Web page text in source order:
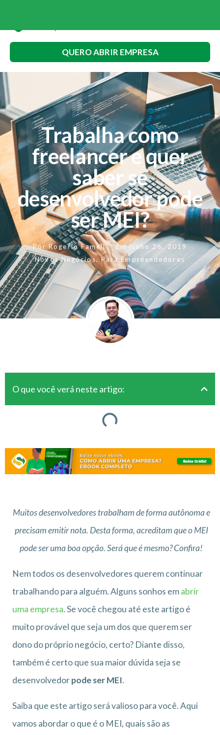
QUERO ABRIR EMPRESA
Trabalha como
freelancer e quer
saber se
desenvolvedor pode
ser MEI?
Por Rogerio Fameli Em junho 26, 2019
Novos Negócios,Para Empreendedores
O que você verá neste artigo:
Muitos desenvolvedores trabalham de forma autônoma e
precisam emitir nota. Desta forma, acreditam que o MEI
pode ser uma boa opção. Será que é mesmo? Confira!
Nem todos os desenvolvedores querem continuar
trabalhando para alguém. Alguns sonhos emabrir
uma empresa. Se você chegou até este artigo é
muito provável que seja um dos que querem ser
dono do próprio negócio, certo? Diante disso,
também é certo que sua maior dúvida seja se
desenvolvedorpode ser MEI.
Saiba que este artigo será valioso para você. Aqui
vamos abordar o que é o MEI, quais são as